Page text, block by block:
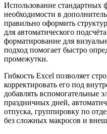
Использование стандартных
необходимости в
правильно оформить
для автоматического
форматирование для
подход помогает быстро
промежутки.
Гибкость Excel позволяет
корректировать его под
добавлять вспомогательные
праздничных дней,
отпуска, группировку по
без сложных макросов и